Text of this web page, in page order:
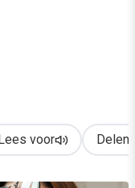
die ze (niet)
Lees voor Delen